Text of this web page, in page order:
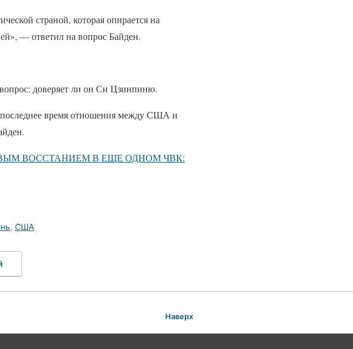
страной, которая опирается на
— ответил на вопрос Байден.
доверяет ли он Си Цзинпиню.
последнее время отношения между США и
ВОССТАНИЕМ В ЕЩЕ ОДНОМ ЧВК:
, США
Наверх